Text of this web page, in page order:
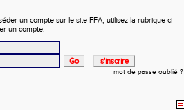
un compte sur le site FFA, utilisez la rubrique ci-
un compte.
|
mot de passe oublié ?